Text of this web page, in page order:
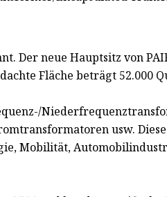
Der neue Hauptsitz von
Fläche beträgt 52.000
usw.
Mobilität,